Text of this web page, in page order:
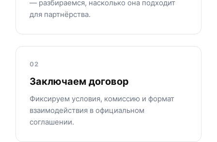
— разбираемся, насколько она подходит
для партнёрства.
02
Заключаем договор
Фиксируем условия, комиссию и формат
взаимодействия в официальном
соглашении.